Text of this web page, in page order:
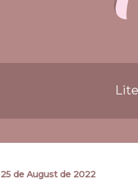
25 de August de 2022